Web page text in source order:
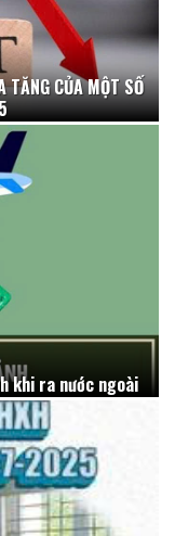
TĂNG CỦA MỘT SỐ
khi ra nước ngoài